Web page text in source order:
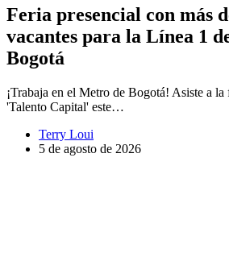
Feria presencial con más
vacantes para la Línea 1
Bogotá
¡Trabaja en el Metro de Bogotá! Asiste a la
'Talento Capital' este…
Terry Loui
5 de agosto de 2026